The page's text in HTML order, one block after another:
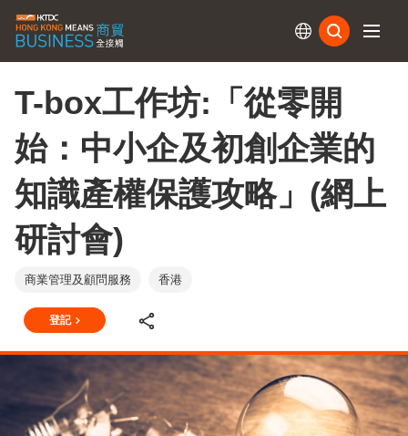
T-box工作坊:「從零開
始：中小企及初創企業的
知識產權保護攻略」(網上
研討會)
商業管理及顧問服務 香港
登記